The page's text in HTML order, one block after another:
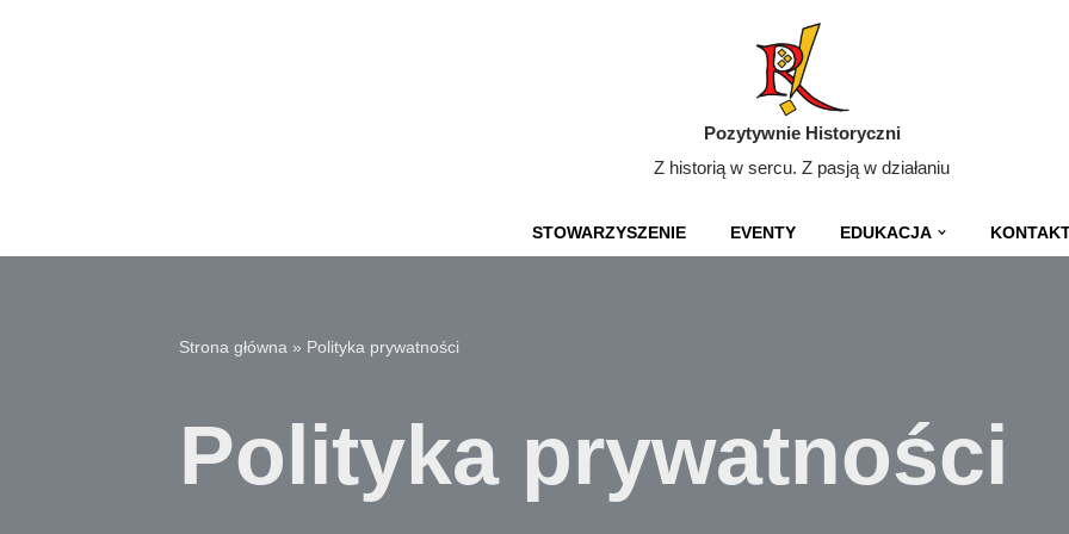
Pozytywnie Historyczni
Z historią w sercu. Z pasją w działaniu
STOWARZYSZENIE EVENTY EDUKACJA
Strona główna » Polityka prywatności
Polityka prywatności